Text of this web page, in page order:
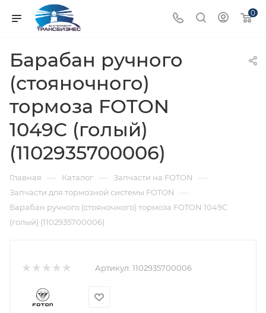
0
Барабан ручного
(стояночного)
тормоза FOTON
1049С (голый)
(1102935700006)
Главная — Каталог — Запчасти на FOTON —
Запчасти для тормозной системы FOTON —
Барабан ручного (стояночного) тормоза FOTON 1049С
(голый) (1102935700006)
Артикул: 1102935700006